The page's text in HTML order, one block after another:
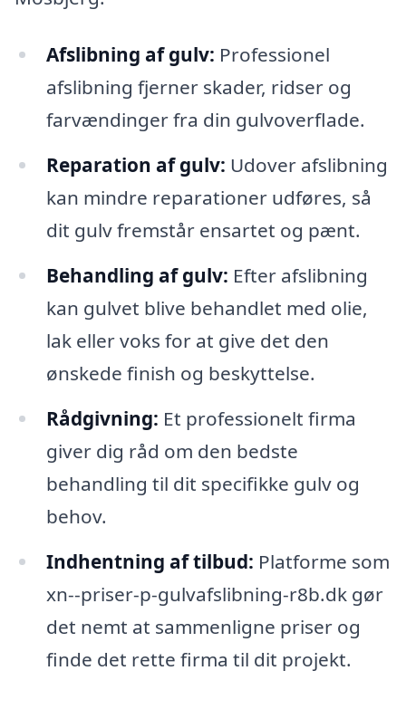
Afslibning af gulv: Professionel
afslibning fjerner skader, ridser og
farvændinger fra din gulvoverflade.
Reparation af gulv: Udover afslibning
kan mindre reparationer udføres, så
dit gulv fremstår ensartet og pænt.
Behandling af gulv: Efter afslibning
kan gulvet blive behandlet med olie,
lak eller voks for at give det den
ønskede finish og beskyttelse.
Rådgivning: Et professionelt firma
giver dig råd om den bedste
behandling til dit specifikke gulv og
behov.
Indhentning af tilbud: Platforme som
xn--priser-p-gulvafslibning-r8b.dk gør
det nemt at sammenligne priser og
finde det rette firma til dit projekt.